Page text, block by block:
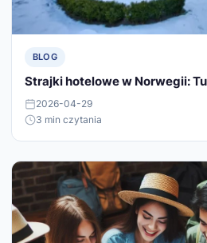
BLOG
Strajki hotelowe w Norwegii:
2026-04-29
3 min czytania